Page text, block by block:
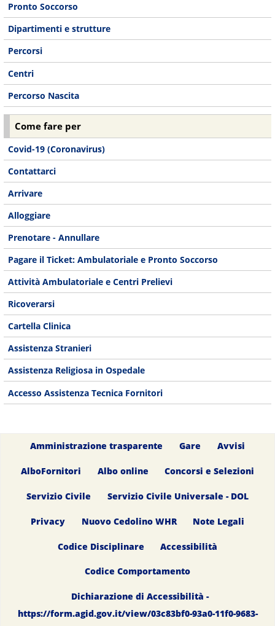
Pronto Soccorso
Dipartimenti e strutture
Percorsi
Centri
Percorso Nascita
Come fare per
Covid-19 (Coronavirus)
Contattarci
Arrivare
Alloggiare
Prenotare - Annullare
Pagare il Ticket: Ambulatoriale e Pronto Soccorso
Attività Ambulatoriale e Centri Prelievi
Ricoverarsi
Cartella Clinica
Assistenza Stranieri
Assistenza Religiosa in Ospedale
Accesso Assistenza Tecnica Fornitori
Amministrazione trasparente Gare Avvisi
AlboFornitori Albo online Concorsi e Selezioni
Servizio Civile Servizio Civile Universale - DOL
Privacy Nuovo Cedolino WHR Note Legali
Codice Disciplinare Accessibilità
Codice Comportamento
Dichiarazione di Accessibilità -
https://form.agid.gov.it/view/03c83bf0-93a0-11f0-9683-